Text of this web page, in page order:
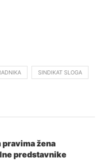
SINDIKAT SLOGA
žena
predstavnike